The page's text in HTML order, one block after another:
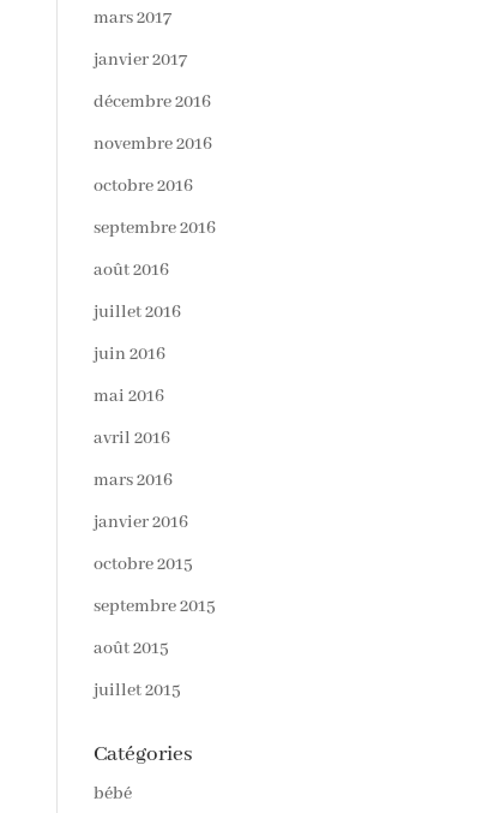
mars 2017
janvier 2017
décembre 2016
novembre 2016
octobre 2016
septembre 2016
août 2016
juillet 2016
juin 2016
mai 2016
avril 2016
mars 2016
janvier 2016
octobre 2015
septembre 2015
août 2015
juillet 2015
Catégories
bébé